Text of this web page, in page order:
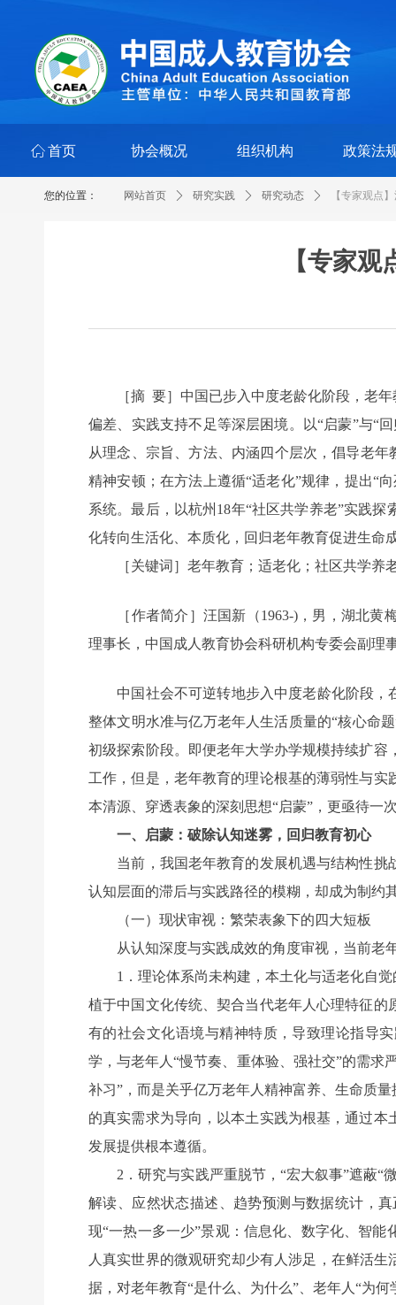
ꀇ 首页 协会概况 组织机构 政策法
网站首页 ꄲ 研究实践 ꄲ 研究动态 ꄲ 【专家观点
您的位置：
【专家
［摘 要］中国已步入中度老龄化阶段，老年
偏差、实践支持不足等深层困境。以“启蒙”与“
从理念、宗旨、方法、内涵四个层次，倡导老
精神安顿；在方法上遵循“适老化”规律，提出“
系统。最后，以杭州18年“社区共学养老”实践
化转向生活化、本质化，回归老年教育促进生命
［关键词］老年教育；适老化；社区共学养
［作者简介］汪国新（1963-)，男，湖北黄
理事长，中国成人教育协会科研机构专委会副理
中国社会不可逆转地步入中度老龄化阶段，
整体文明水准与亿万老年人生活质量的“核心命
初级探索阶段。即便老年大学办学规模持续扩
工作，但是，老年教育的理论根基的薄弱性与
本清源、穿透表象的深刻思想“启蒙”，更亟待一
一、启蒙：破除认知迷雾，回归教育初心
当前，我国老年教育的发展机遇与结构性挑
认知层面的滞后与实践路径的模糊，却成为制约
（一）现状审视：繁荣表象下的四大短板
从认知深度与实践成效的角度审视，当前老年
1．理论体系尚未构建，本土化与适老化自觉
植于中国文化传统、契合当代老年人心理特征
有的社会文化语境与精神特质，导致理论指导
学，与老年人“慢节奏、重体验、强社交”的需求
补习”，而是关乎亿万老年人精神富养、生命质
的真实需求为导向，以本土实践为根基，通过
发展提供根本遵循。
2．研究与实践严重脱节，“宏大叙事”遮蔽“
解读、应然状态描述、趋势预测与数据统计，
现“一热一多一少”景观：信息化、数字化、智
人真实世界的微观研究却少有人涉足，在鲜活
据，对老年教育“是什么、为什么”、老年人“为